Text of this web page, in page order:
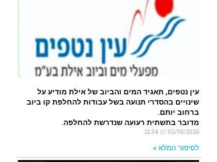
עין נטפים, תאגיד המים והביוב של אילת מודיע על
שינויים בהסדרי תנועה בשל עבודות להחלפת קו ביוב
ברחוב יותם.
מדובר בתשתית רעועה שנדרשת להחלפה.
02/08/2026
לסיפור המלא »